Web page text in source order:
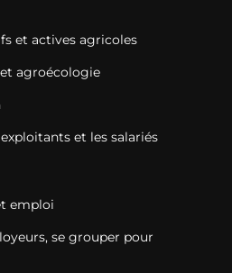
et actives agricoles
agroécologie
et les salariés
emploi
se grouper pour